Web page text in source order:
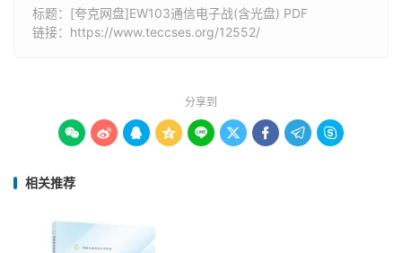
标题：[夸克网盘]EW103通信电子战(含光盘) PDF
链接： https://www.teccses.org/12552/
分享到
        
相关推荐